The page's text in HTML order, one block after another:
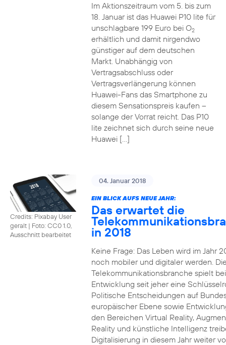
Im Aktionszeitraum vom 5. bis zum
18. Januar ist das Huawei P10 lite für
unschlagbare 199 Euro bei O2
erhältlich und damit nirgendwo
günstiger auf dem deutschen
Markt. Unabhängig von
Vertragsabschluss oder
Vertragsverlängerung können
Huawei-Fans das Smartphone zu
diesem Sensationspreis kaufen –
solange der Vorrat reicht. Das P10
lite zeichnet sich durch seine neue
Huawei […]
Credits: Pixabay User
geralt | Foto: CC0 1.0,
Ausschnitt bearbeitet
04. Januar 2018
EIN BLICK AUFS NEUE JAHR:
Das erwartet die
in 2018
Keine Frage: Das Leben wird im Jahr
noch mobiler und digitaler werden.
Telekommunikationsbranche spielt
Entwicklung seit jeher eine
Politische Entscheidungen auf
europäischer Ebene sowie
den Bereichen Virtual Reality,
Reality und künstliche Intelligenz
Digitalisierung in diesem Jahr weiter